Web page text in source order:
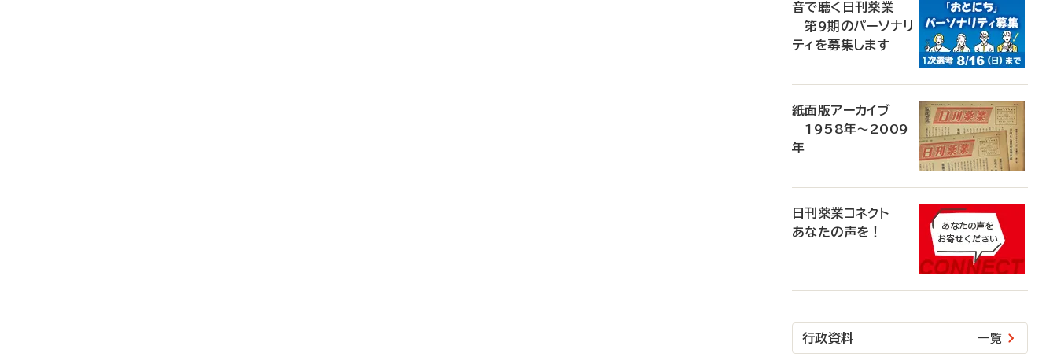
音で聴く日刊薬業
第9期のパーソナリ
ティを募集します
紙面版アーカイブ
1958年～2009
年
日刊薬業コネクト
あなたの声を！
行政資料 一覧